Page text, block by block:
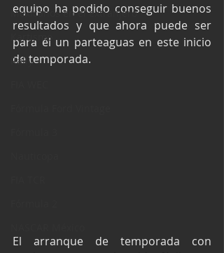
Mexicanos en el extranjero
Kartismo
Rally
equipo ha podido conseguir buenos
resultados y que ahora puede ser
para él un parteaguas en este inicio
de temporada.
El arranque de temporada con